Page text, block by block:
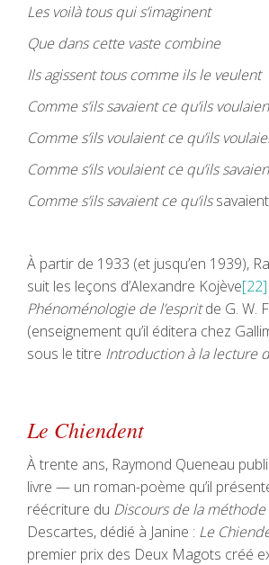
Les voilà tous qui s’imaginent
Que dans cette vaste combine
Ils agissent tous comme ils le veulent
Comme s’ils savaient ce qu’ils
Comme s’ils voulaient ce qu’ils
Comme s’ils voulaient ce qu’ils
Comme s’ils savaient ce qu’ils
À partir de 1933 (et jusqu’en 1939),
suit les leçons d’Alexandre Kojève[22]
Phénoménologie de l’espritde G. W.
(enseignement qu’il éditera chez
sous le titre Introduction à la lecture
Le Chiendent
À trente ans, Raymond Queneau
livre — un roman-poème qu’il
réécriture du Discours de la méthode
Descartes, dédié à Janine : Le
premier prix des Deux Magots créé